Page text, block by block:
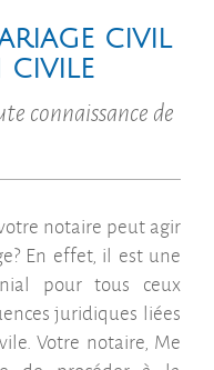
CIVIL
CIVILE
connaissance de
notaire peut agir
En effet, il est une
pour tous ceux
juridiques liées
Votre notaire, Me